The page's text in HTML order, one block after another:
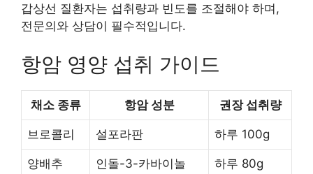
갑상선 질환자는 섭취량과 빈도를 조절해야 하며,
전문의와 상담이 필수적입니다.
항암 영양 섭취 가이드
채소 종류 항암 성분 권장 섭취량
브로콜리 설포라판 하루 100g
양배추 인돌-3-카바이놀 하루 80g